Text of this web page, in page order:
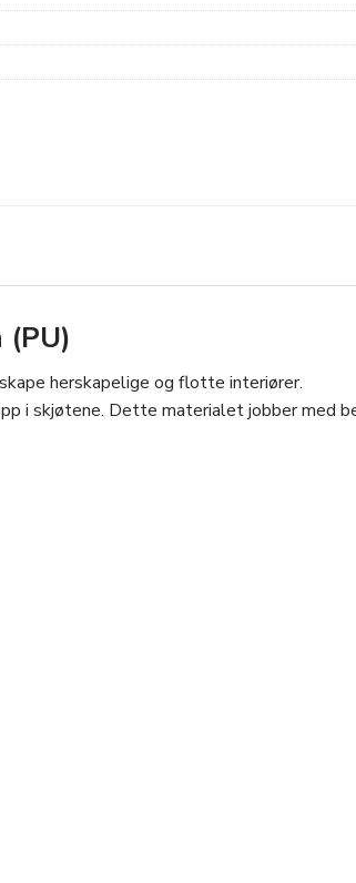
herskapelige og flotte interiører.
i skjøtene. Dette materialet jobber med